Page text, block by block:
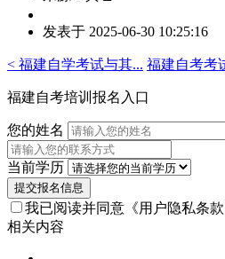
者：
老
师
发表于 2025-06-30 10:25:16
< 福建自学考试与其... 福建自考考
福建自考培训报名入口
您的姓名
当前学历
提交报名信息
我已阅读并同意 《用户隐私条款
相关内容